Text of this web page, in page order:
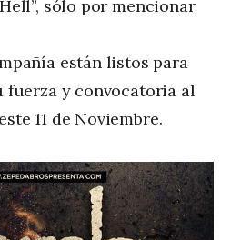
sólo por mencionar
están listos para
fuerza y convocatoria al
11 de Noviembre.